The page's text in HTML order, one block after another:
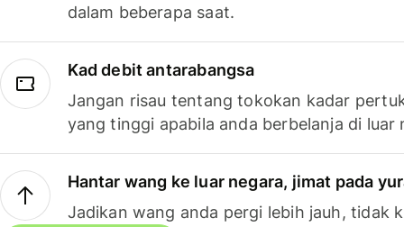
dalam beberapa saat.
Kad debit antarabangsa
Jangan risau tentang tokokan kadar
yang tinggi apabila anda berbelanja di luar
Hantar wang ke luar negara, jimat pada
Jadikan wang anda pergi lebih jauh, tidak